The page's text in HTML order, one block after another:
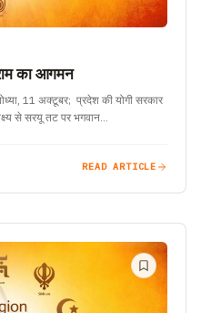
राम का आगमन
11 अक्टूबर; प्रदेश की योगी सरकार
से सरयू तट पर भगवान…
READ ARTICLE